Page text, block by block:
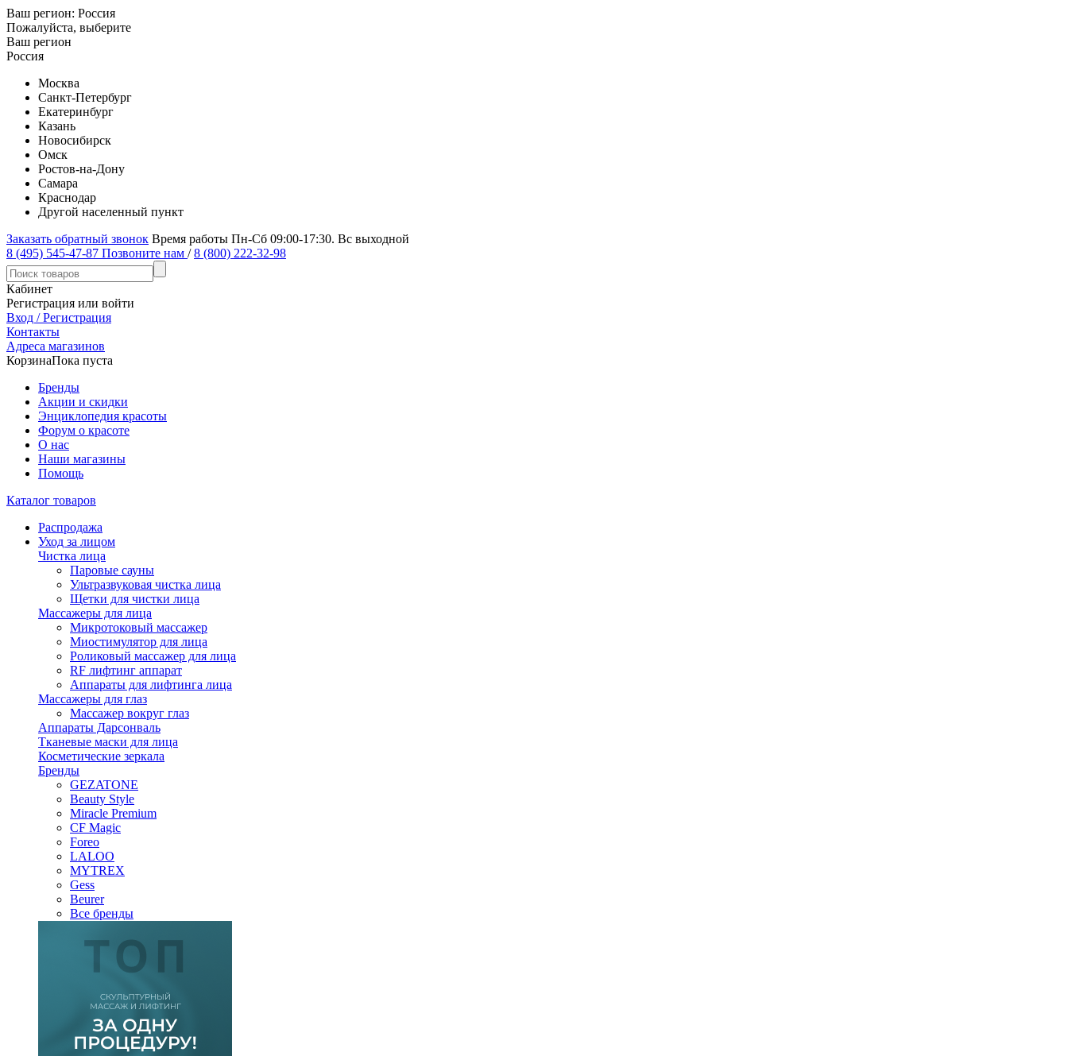
Ваш регион: Россия
Пожалуйста, выберите
Ваш регион
Россия
Москва
Санкт-Петербург
Екатеринбург
Казань
Новосибирск
Омск
Ростов-на-Дону
Самара
Краснодар
Другой населенный пункт
Заказать обратный звонок Время работы Пн-Сб 09:00-17:30. Вс выходной
8 (495) 545-47-87 Позвоните нам / 8 (800) 222-32-98
Кабинет
Регистрация или войти
Вход / Регистрация
Контакты
Адреса магазинов
КорзинаПока пуста
Бренды
Акции и скидки
Энциклопедия красоты
Форум о красоте
О нас
Наши магазины
Помощь
Каталог товаров
Распродажа
Уход за лицом
Чистка лица
Паровые сауны
Ультразвуковая чистка лица
Щетки для чистки лица
Массажеры для лица
Микротоковый массажер
Миостимулятор для лица
Роликовый массажер для лица
RF лифтинг аппарат
Аппараты для лифтинга лица
Массажеры для глаз
Массажер вокруг глаз
Аппараты Дарсонваль
Тканевые маски для лица
Косметические зеркала
Бренды
GEZATONE
Beauty Style
Miracle Premium
CF Magic
Foreo
LALOO
MYTREX
Gess
Beurer
Все бренды